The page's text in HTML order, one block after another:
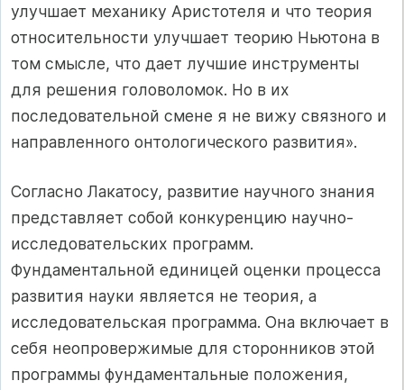
улучшает механику Аристотеля и что теория
относительности улучшает теорию Ньютона в
том смысле, что дает лучшие инструменты
для решения головоломок. Но в их
последовательной смене я не вижу связного и
направленного онтологического развития».
Согласно Лакатосу, развитие научного знания
представляет собой конкуренцию научно-
исследовательских программ.
Фундаментальной единицей оценки процесса
развития науки является не теория, а
исследовательская программа. Она включает в
себя неопровержимые для сторонников этой
программы фундаментальные положения,